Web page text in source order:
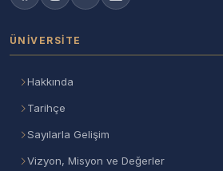
ÜNIVERSITE
Hakkında
Tarihçe
Sayılarla Gelişim
Vizyon, Misyon ve Değerler